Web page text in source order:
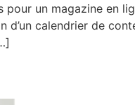
un magazine en
calendrier de